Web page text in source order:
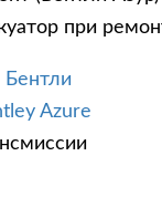
при
Бентли
Azure